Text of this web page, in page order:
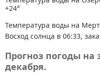
+24°
Температура воды на
Восход солнца в 06:33,
Прогноз погоды на
декабря.